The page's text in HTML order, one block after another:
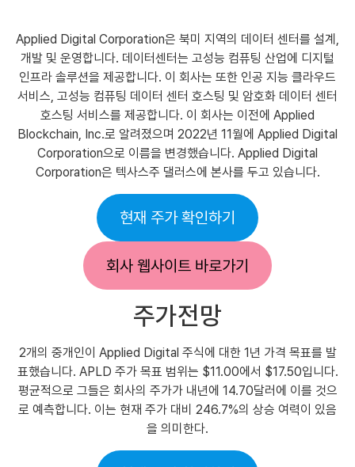
Applied Digital Corporation은 북미 지역의 데이터 센터를 설계,
개발 및 운영합니다. 데이터센터는 고성능 컴퓨팅 산업에 디지털
인프라 솔루션을 제공합니다. 이 회사는 또한 인공 지능 클라우드
서비스, 고성능 컴퓨팅 데이터 센터 호스팅 및 암호화 데이터 센터
호스팅 서비스를 제공합니다. 이 회사는 이전에 Applied
Blockchain, Inc.로 알려졌으며 2022년 11월에 Applied Digital
Corporation으로 이름을 변경했습니다. Applied Digital
Corporation은 텍사스주 댈러스에 본사를 두고 있습니다.
현재 주가 확인하기
회사 웹사이트 바로가기
주가전망
2개의 중개인이 Applied Digital 주식에 대한 1년 가격 목표를 발
표했습니다. APLD 주가 목표 범위는 $11.00에서 $17.50입니다.
평균적으로 그들은 회사의 주가가 내년에 14.70달러에 이를 것으
로 예측합니다. 이는 현재 주가 대비 246.7%의 상승 여력이 있음
을 의미한다.